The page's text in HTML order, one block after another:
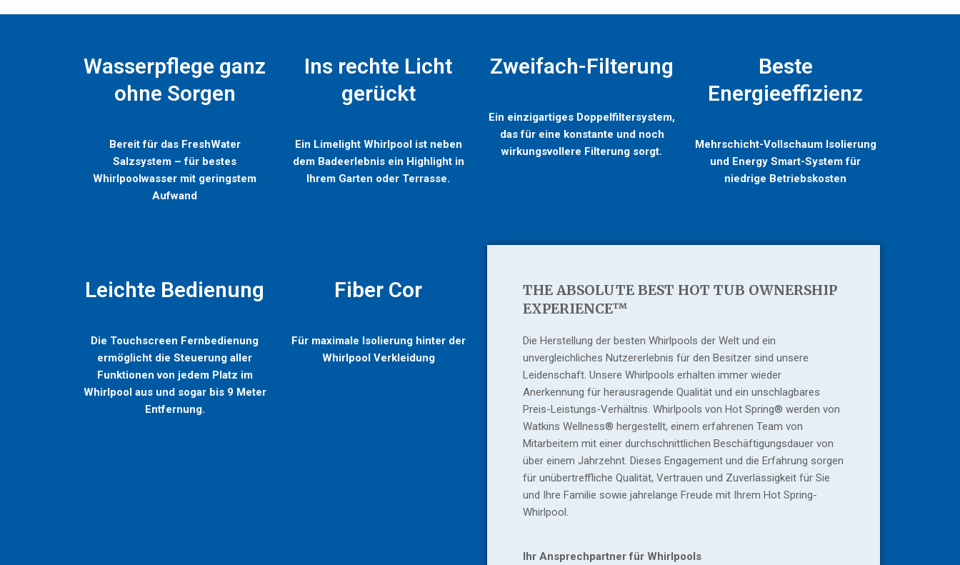
Wasserpflege ganz
ohne Sorgen
Bereit für das FreshWater
Salzsystem – für bestes
Whirlpoolwasser mit geringstem
Aufwand
Ins rechte Licht
gerückt
Ein Limelight Whirlpool ist neben
dem Badeerlebnis ein Highlight in
Ihrem Garten oder Terrasse.
Zweifach-Filterung
Ein einzigartiges Doppelfiltersystem,
das für eine konstante und noch
wirkungsvollere Filterung sorgt.
Beste
Energieeffizienz
Mehrschicht-Vollschaum Isolierung
und Energy Smart-System für
niedrige Betriebskosten
Leichte Bedienung
Die Touchscreen Fernbedienung
ermöglicht die Steuerung aller
Funktionen von jedem Platz im
Whirlpool aus und sogar bis 9 Meter
Entfernung.
Fiber Cor
Für maximale Isolierung hinter der
Whirlpool Verkleidung
THE ABSOLUTE BEST HOT TUB OWNERSHIP
EXPERIENCE™
Die Herstellung der besten Whirlpools der Welt und ein
unvergleichliches Nutzererlebnis für den Besitzer sind unsere
Leidenschaft. Unsere Whirlpools erhalten immer wieder
Anerkennung für herausragende Qualität und ein unschlagbares
Preis-Leistungs-Verhältnis. Whirlpools von Hot Spring® werden von
Watkins Wellness® hergestellt, einem erfahrenen Team von
Mitarbeitern mit einer durchschnittlichen Beschäftigungsdauer von
über einem Jahrzehnt. Dieses Engagement und die Erfahrung sorgen
für unübertreffliche Qualität, Vertrauen und Zuverlässigkeit für Sie
und Ihre Familie sowie jahrelange Freude mit Ihrem Hot Spring-
Whirlpool.
Ihr Ansprechpartner für Whirlpools